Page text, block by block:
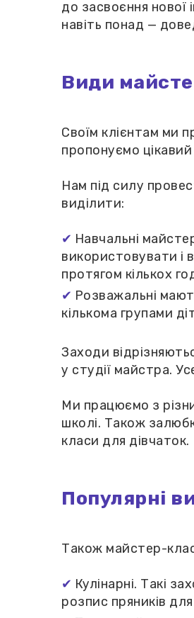
до засвоєння нової
навіть понад —
Види
Своїм клієнтам ми
пропонуємо
Нам під силу
виділити:
Навчальні
використовувати і
протягом кількох
Розважальні
кількома групами
Заходи
у студії майстра.
Ми працюємо з
школі. Також
класи для дівчаток.
Популярні
Також майстер-
Кулінарні. Такі
розпис пряників